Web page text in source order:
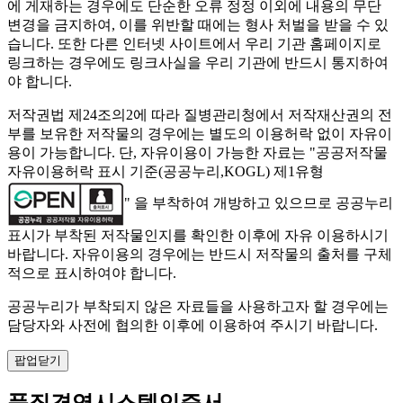
에 게재하는 경우에도 단순한 오류 정정 이외에 내용의 무단
변경을 금지하여, 이를 위반할 때에는 형사 처벌을 받을 수 있
습니다. 또한 다른 인터넷 사이트에서 우리 기관 홈페이지로
링크하는 경우에도 링크사실을 우리 기관에 반드시 통지하여
야 합니다.
저작권법 제24조의2에 따라 질병관리청에서 저작재산권의 전
부를 보유한 저작물의 경우에는 별도의 이용허락 없이 자유이
용이 가능합니다. 단, 자유이용이 가능한 자료는 "공공저작물
자유이용허락 표시 기준(공공누리,KOGL) 제1유형
" 을 부착하여 개방하고 있으므로 공공누리
표시가 부착된 저작물인지를 확인한 이후에 자유 이용하시기
바랍니다. 자유이용의 경우에는 반드시 저작물의 출처를 구체
적으로 표시하여야 합니다.
공공누리가 부착되지 않은 자료들을 사용하고자 할 경우에는
담당자와 사전에 협의한 이후에 이용하여 주시기 바랍니다.
팝업닫기